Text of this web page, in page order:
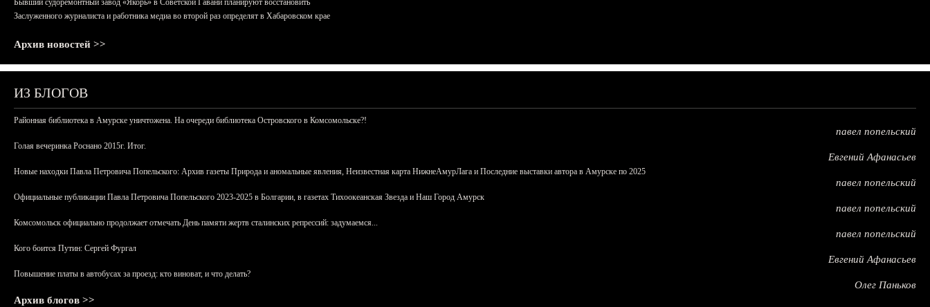
Бывший судоремонтный завод «Якорь» в Советской Гавани планируют восстановить
Заслуженного журналиста и работника медиа во второй раз определят в Хабаровском крае
Архив новостей >>
ИЗ БЛОГОВ
Районная библиотека в Амурске уничтожена. На очереди библиотека Островского в Комсомольске?!
павел попельский
Голая вечеринка Роснано 2015г. Итог.
Евгений Афанасьев
Новые находки Павла Петровича Попельского: Архив газеты Природа и аномальные явления, Неизвестная карта НижнеАмурЛага и Последние выставки автора в Амурске по 2025
павел попельский
Официальные публикации Павла Петровича Попельского 2023-2025 в Болгарии, в газетах Тихоокеанская Звезда и Наш Город Амурск
павел попельский
Комсомольск официально продолжает отмечать День памяти жертв сталинских репрессий: задумаемся...
павел попельский
Кого боится Путин: Сергей Фургал
Евгений Афанасьев
Повышение платы в автобусах за проезд: кто виноват, и что делать?
Олег Паньков
Архив блогов >>